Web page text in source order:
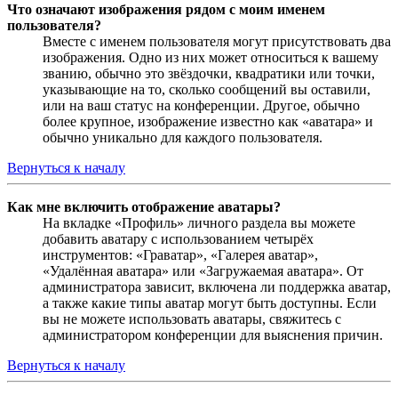
Что означают изображения рядом с моим именем
пользователя?
Вместе с именем пользователя могут присутствовать два
изображения. Одно из них может относиться к вашему
званию, обычно это звёздочки, квадратики или точки,
указывающие на то, сколько сообщений вы оставили,
или на ваш статус на конференции. Другое, обычно
более крупное, изображение известно как «аватара» и
обычно уникально для каждого пользователя.
Вернуться к началу
Как мне включить отображение аватары?
На вкладке «Профиль» личного раздела вы можете
добавить аватару с использованием четырёх
инструментов: «Граватар», «Галерея аватар»,
«Удалённая аватара» или «Загружаемая аватара». От
администратора зависит, включена ли поддержка аватар,
а также какие типы аватар могут быть доступны. Если
вы не можете использовать аватары, свяжитесь с
администратором конференции для выяснения причин.
Вернуться к началу